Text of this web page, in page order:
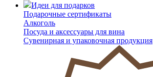
Идеи для подарков
Подарочные сертификаты
Алкоголь
Посуда и аксессуары для вина
Сувенирная и упаковочная продукция